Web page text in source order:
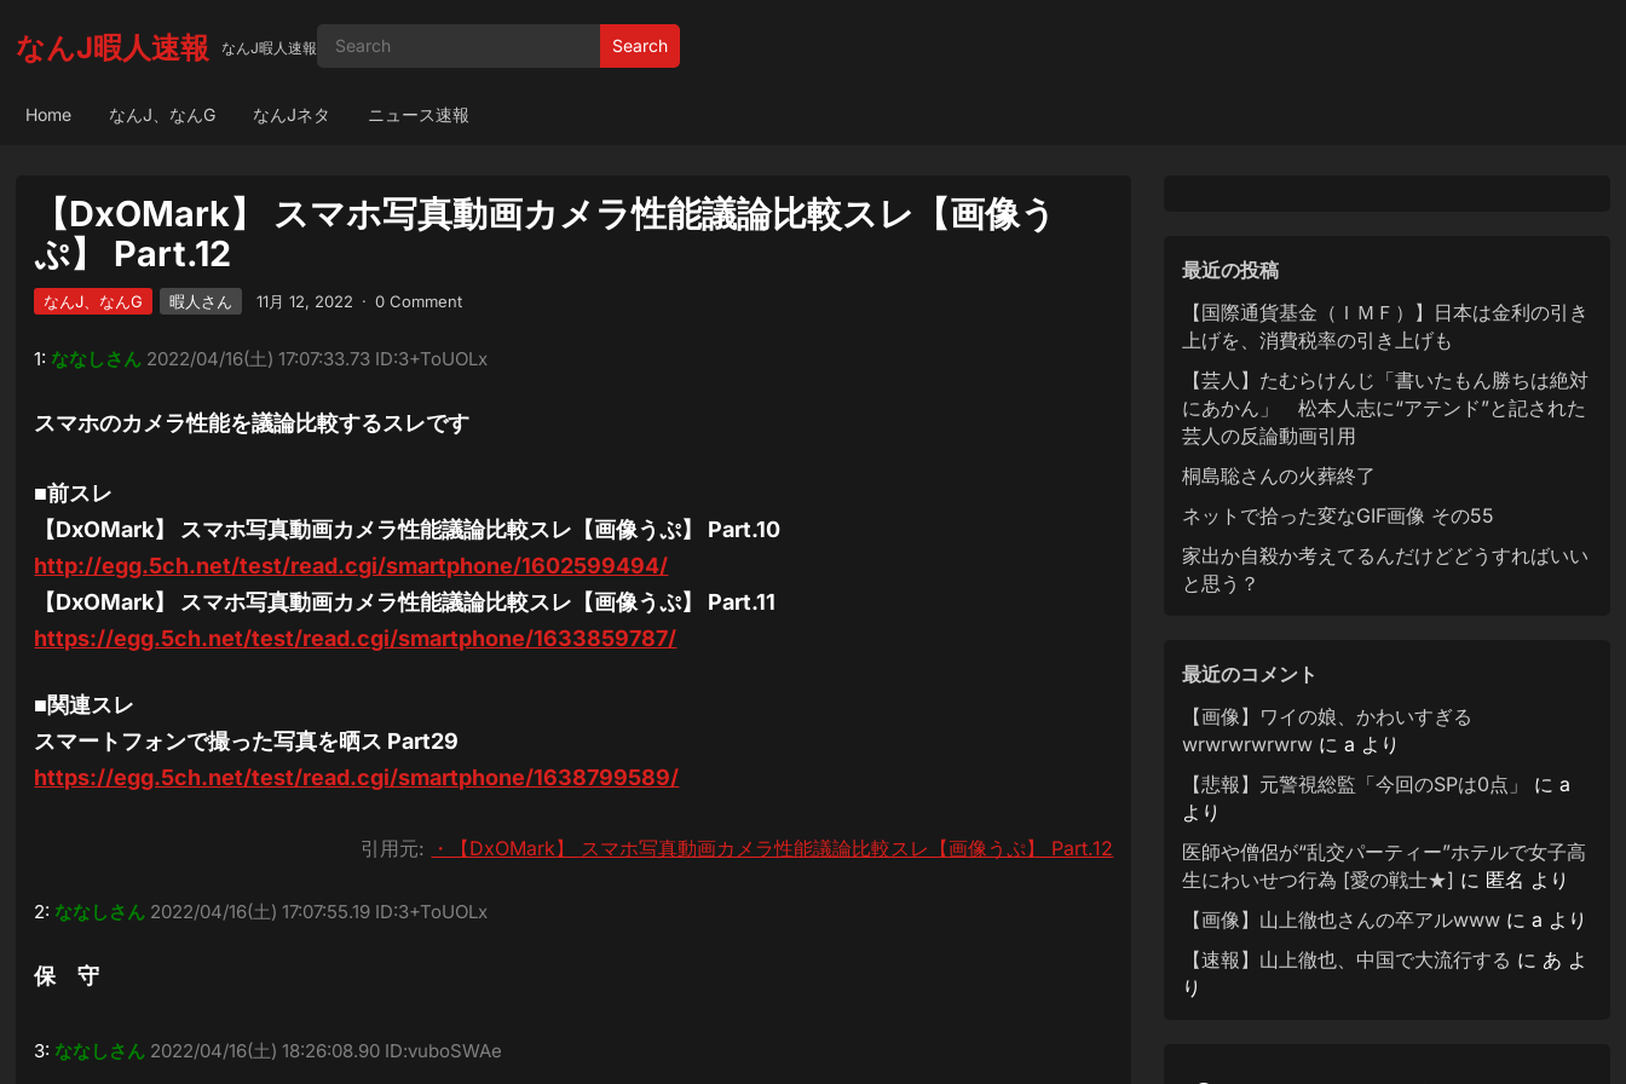
なんJ暇人速報 なんJ暇人速報 Search
Home なんJ、なんG なんJネタ ニュース速報
【DxOMark】 スマホ写真動画カメラ性能議論比較スレ【画像う
ぷ】 Part.12
なんJ、なんG 暇人さん 11月 12, 2022 · 0 Comment
1: ななしさん 2022/04/16(土) 17:07:33.73 ID:3+ToUOLx
スマホのカメラ性能を議論比較するスレです
■前スレ
【DxOMark】 スマホ写真動画カメラ性能議論比較スレ【画像うぷ】 Part.10
http://egg.5ch.net/test/read.cgi/smartphone/1602599494/
【DxOMark】 スマホ写真動画カメラ性能議論比較スレ【画像うぷ】 Part.11
https://egg.5ch.net/test/read.cgi/smartphone/1633859787/
■関連スレ
スマートフォンで撮った写真を晒ス Part29
https://egg.5ch.net/test/read.cgi/smartphone/1638799589/
引用元: ・【DxOMark】 スマホ写真動画カメラ性能議論比較スレ【画像うぷ】 Part.12
2: ななしさん 2022/04/16(土) 17:07:55.19 ID:3+ToUOLx
保 守
3: ななしさん 2022/04/16(土) 18:26:08.90 ID:vuboSWAe
最近の投稿
【国際通貨基金（ＩＭＦ）】日本は金利の引き
上げを、消費税率の引き上げも
【芸人】たむらけんじ「書いたもん勝ちは絶対
にあかん」 松本人志に“アテンド”と記された
芸人の反論動画引用
桐島聡さんの火葬終了
ネットで拾った変なGIF画像 その55
家出か自殺か考えてるんだけどどうすればいい
と思う？
最近のコメント
【画像】ワイの娘、かわいすぎる
wrwrwrwrwrwに a より
【悲報】元警視総監「今回のSPは0点」
に a
より
医師や僧侶が“乱交パーティー”ホテルで女子高
生にわいせつ行為 [愛の戦士★] に 匿名 より
【画像】山上徹也さんの卒アルwwwに a より
【速報】山上徹也、中国で大流行する に あ よ
り